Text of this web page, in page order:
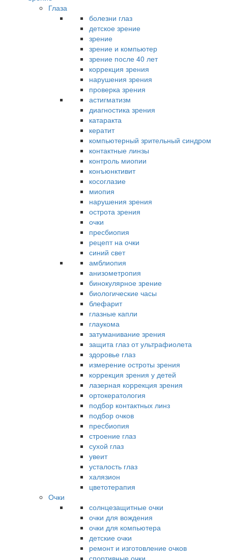
Глаза
болезни глаз
детское зрение
зрение
зрение и компьютер
зрение после 40 лет
коррекция зрения
нарушения зрения
проверка зрения
астигматизм
диагностика зрения
катаракта
кератит
компьютерный зрительный синдром
контактные линзы
контроль миопии
конъюнктивит
косоглазие
миопия
нарушения зрения
острота зрения
очки
пресбиопия
рецепт на очки
синий свет
амблиопия
анизометропия
бинокулярное зрение
биологические часы
блефарит
глазные капли
глаукома
затуманивание зрения
защита глаз от ультрафиолета
здоровье глаз
измерение остроты зрения
коррекция зрения у детей
лазерная коррекция зрения
ортокератология
подбор контактных линз
подбор очков
пресбиопия
строение глаз
сухой глаз
увеит
усталость глаз
халязион
цветотерапия
Очки
солнцезащитные очки
очки для вождения
очки для компьютера
детские очки
ремонт и изготовление очков